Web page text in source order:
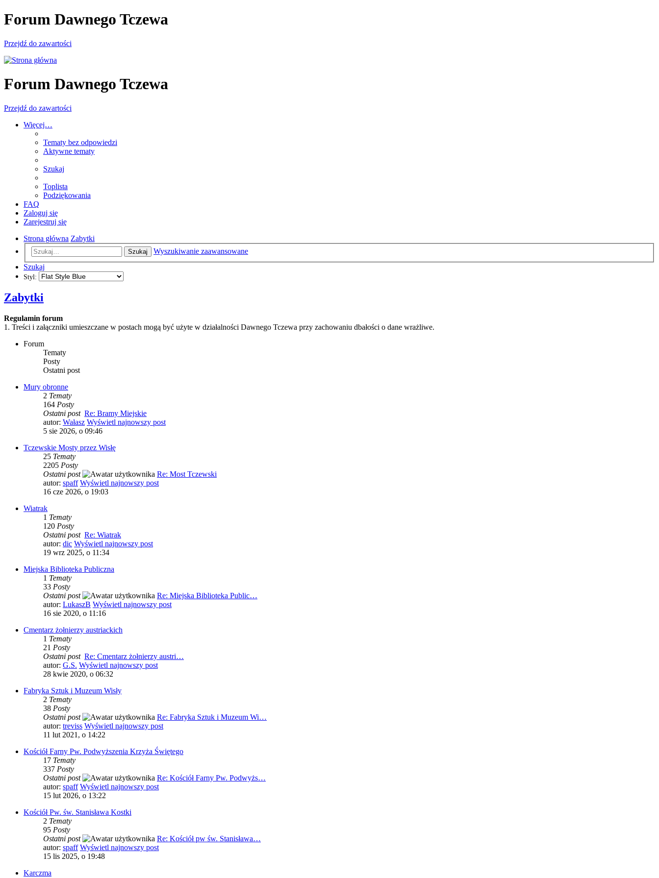
Forum Dawnego Tczewa
Przejdź do zawartości
Forum Dawnego Tczewa
Przejdź do zawartości
Więcej…
Tematy bez odpowiedzi
Aktywne tematy
Szukaj
Toplista
Podziękowania
FAQ
Zaloguj się
Zarejestruj się
Strona główna Zabytki
Szukaj
Wyszukiwanie zaawansowane
Szukaj
Styl:
Zabytki
Regulamin forum
1. Treści i załączniki umieszczane w postach mogą być użyte w działalności Dawnego Tczewa przy zachowaniu dbałości o dane wrażliwe.
Forum
Tematy
Posty
Ostatni post
Mury obronne
2 Tematy
164 Posty
Ostatni post Re: Bramy Miejskie
autor: Wałasz Wyświetl najnowszy post
5 sie 2026, o 09:46
Tczewskie Mosty przez Wisłę
25 Tematy
2205 Posty
Ostatni post
Re: Most Tczewski
autor: spaff Wyświetl najnowszy post
16 cze 2026, o 19:03
Wiatrak
1 Tematy
120 Posty
Ostatni post Re: Wiatrak
autor: dic Wyświetl najnowszy post
19 wrz 2025, o 11:34
Miejska Biblioteka Publiczna
1 Tematy
33 Posty
Ostatni post
Re: Miejska Biblioteka Public…
autor: LukaszB Wyświetl najnowszy post
16 sie 2020, o 11:16
Cmentarz żołnierzy austriackich
1 Tematy
21 Posty
Ostatni post Re: Cmentarz żołnierzy austri…
autor: G.S. Wyświetl najnowszy post
28 kwie 2020, o 06:32
Fabryka Sztuk i Muzeum Wisły
2 Tematy
38 Posty
Ostatni post
Re: Fabryka Sztuk i Muzeum Wi…
autor: treviss Wyświetl najnowszy post
11 lut 2021, o 14:22
Kościół Farny Pw. Podwyższenia Krzyża Świętego
17 Tematy
337 Posty
Ostatni post
Re: Kościół Farny Pw. Podwyżs…
autor: spaff Wyświetl najnowszy post
15 lut 2026, o 13:22
Kościół Pw. św. Stanisława Kostki
2 Tematy
95 Posty
Ostatni post
Re: Kościół pw św. Stanisława…
autor: spaff Wyświetl najnowszy post
15 lis 2025, o 19:48
Karczma